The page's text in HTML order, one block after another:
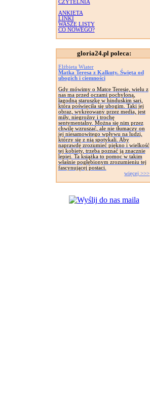
CZYTELNIA
ANKIETA
LINKI
WASZE LISTY
CO NOWEGO?
gloria24.pl poleca:
Elżbieta Wiater
Matka Teresa z Kalkuty. Święta od
ubogich i ciemności
Gdy mówimy o Matce Teresie, wielu z
nas ma przed oczami pochyloną,
łagodną staruszkę w hinduskim sari,
która poświęciła się ubogim. Taki jej
obraz, wykreowany przez media, jest
miły, niegroźny i trochę
sentymentalny. Można się nim przez
chwilę wzruszać, ale nie tłumaczy on
jej niesamowitego wpływu na ludzi,
którzy się z nią spotykali. Aby
naprawdę zrozumieć piękno i wielkość
tej kobiety, trzeba poznać ją znacznie
lepiej. Ta książka to pomoc w takim
właśnie pogłębionym zrozumieniu tej
fascynującej postaci.
więcej >>>